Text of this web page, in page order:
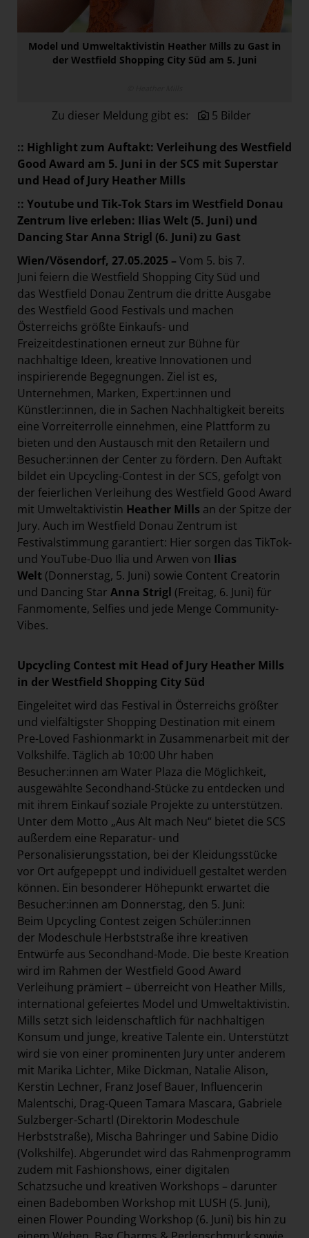
Paradies Garten
Raisin
Unibail-Rodamco-Westfield
Corporate & Finance
Vöslauer
NMK
MEDIA
KONTAKT
Model und Umweltaktivistin Heather Mills zu Gast in
der Westfield Shopping City Süd am 5. Juni
Zu dieser Meldung gibt es: 5 Bilder
:: Highlight zum Auftakt: Verleihung des Westfield
Good Award am 5. Juni in der SCS mit Superstar
und Head of Jury Heather Mills
:: Youtube und Tik-Tok Stars im Westfield Donau
Zentrum live erleben: Ilias Welt (5. Juni) und
Dancing Star Anna Strigl (6. Juni) zu Gast
Wien/Vösendorf, 27.05.2025 – Vom 5. bis 7.
Juni feiern die Westfield Shopping City Süd und
das Westfield Donau Zentrum die dritte Ausgabe
des Westfield Good Festivals und machen
Österreichs größte Einkaufs- und
Freizeitdestinationen erneut zur Bühne für
nachhaltige Ideen, kreative Innovationen und
inspirierende Begegnungen. Ziel ist es,
Unternehmen, Marken, Expert:innen und
Künstler:innen, die in Sachen Nachhaltigkeit bereits
eine Vorreiterrolle einnehmen, eine Plattform zu
bieten und den Austausch mit den Retailern und
Besucher:innen der Center zu fördern. Den Auftakt
bildet ein Upcycling-Contest in der SCS, gefolgt von
der feierlichen Verleihung des Westfield Good Award
mit Umweltaktivistin Heather Mills an der Spitze der
Jury. Auch im Westfield Donau Zentrum ist
Festivalstimmung garantiert: Hier sorgen das TikTok-
und YouTube-Duo Ilia und Arwen von Ilias
Welt (Donnerstag, 5. Juni) sowie Content Creatorin
und Dancing Star Anna Strigl (Freitag, 6. Juni) für
Fanmomente, Selfies und jede Menge Community-
Vibes.
Upcycling Contest mit Head of Jury Heather Mills
in der Westfield Shopping City Süd
Eingeleitet wird das Festival in Österreichs größter
und vielfältigster Shopping Destination mit einem
Pre-Loved Fashionmarkt in Zusammenarbeit mit der
Volkshilfe. Täglich ab 10:00 Uhr haben
Besucher:innen am Water Plaza die Möglichkeit,
ausgewählte Secondhand-Stücke zu entdecken und
mit ihrem Einkauf soziale Projekte zu unterstützen.
Unter dem Motto „Aus Alt mach Neu“ bietet die SCS
außerdem eine Reparatur- und
Personalisierungsstation, bei der Kleidungsstücke
vor Ort aufgepeppt und individuell gestaltet werden
können. Ein besonderer Höhepunkt erwartet die
Besucher:innen am Donnerstag, den 5. Juni:
Beim Upcycling Contest zeigen Schüler:innen
der Modeschule Herbststraße ihre kreativen
Entwürfe aus Secondhand-Mode. Die beste Kreation
wird im Rahmen der Westfield Good Award
Verleihung prämiert – überreicht von Heather Mills,
international gefeiertes Model und Umweltaktivistin.
Mills setzt sich leidenschaftlich für nachhaltigen
Konsum und junge, kreative Talente ein. Unterstützt
wird sie von einer prominenten Jury unter anderem
mit Marika Lichter, Mike Dickman, Natalie Alison,
Kerstin Lechner, Franz Josef Bauer, Influencerin
Malentschi, Drag-Queen Tamara Mascara, Gabriele
Sulzberger-Schartl (Direktorin Modeschule
Herbststraße), Mischa Bahringer und Sabine Didio
(Volkshilfe). Abgerundet wird das Rahmenprogramm
zudem mit Fashionshows, einer digitalen
Schatzsuche und kreativen Workshops – darunter
einen Badebomben Workshop mit LUSH (5. Juni),
einen Flower Pounding Workshop (6. Juni) bis hin zu